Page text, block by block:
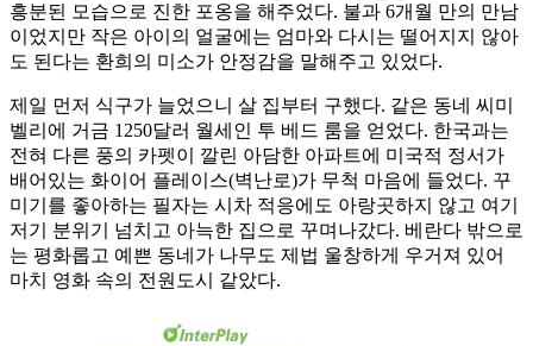
흥분된 모습으로 진한 포옹을 해주었다. 불과 6개월 만의 만남
이었지만 작은 아이의 얼굴에는 엄마와 다시는 떨어지지 않아
도 된다는 환희의 미소가 안정감을 말해주고 있었다.
제일 먼저 식구가 늘었으니 살 집부터 구했다. 같은 동네 씨미
벨리에 거금 1250달러 월세인 투 베드 룸을 얻었다. 한국과는
전혀 다른 풍의 카펫이 깔린 아담한 아파트에 미국적 정서가
배어있는 화이어 플레이스(벽난로)가 무척 마음에 들었다. 꾸
미기를 좋아하는 필자는 시차 적응에도 아랑곳하지 않고 여기
저기 분위기 넘치고 아늑한 집으로 꾸며나갔다. 베란다 밖으로
는 평화롭고 예쁜 동네가 나무도 제법 울창하게 우거져 있어
마치 영화 속의 전원도시 같았다.